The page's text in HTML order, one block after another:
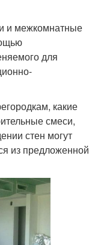
и межкомнатные
для
какие
смеси,
стен могут
из предложенной